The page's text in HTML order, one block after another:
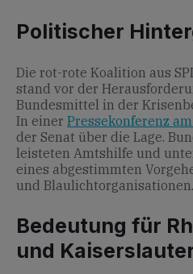
Politischer
Die rot-rote Koalition aus
stand vor der
Bundesmittel in der
In einer Pressekonferenz
der Senat über die Lage.
leisteten Amtshilfe und
eines abgestimmten
und Blaulichtorganisationen.
Bedeutung für
und